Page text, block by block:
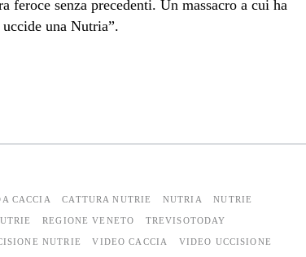
feroce senza precedenti. Un massacro a cui ha
una Nutria”.
CACCIA CATTURA NUTRIE NUTRIA NUTRIE
REGIONE VENETO TREVISOTODAY
NUTRIE VIDEO CACCIA VIDEO UCCISIONE